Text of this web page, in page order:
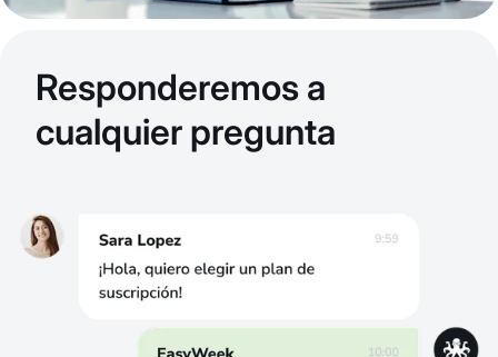
Responderemos a
cualquier pregunta